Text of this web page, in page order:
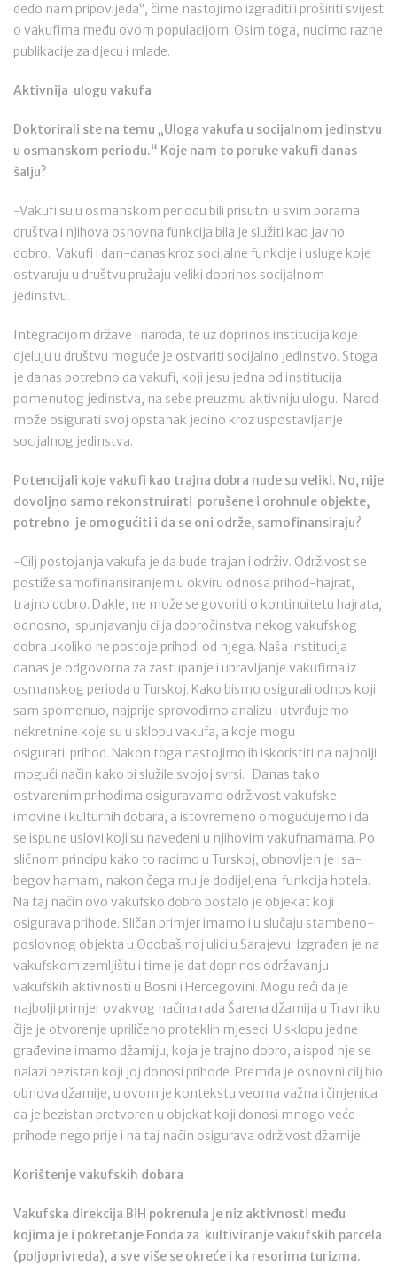
dedo nam pripovijeda“, čime nastojimo izgraditi i proširiti svijest
o vakufima među ovom populacijom. Osim toga, nudimo razne
publikacije za djecu i mlade.
Aktivnija ulogu vakufa
Doktorirali ste na temu „Uloga vakufa u socijalnom jedinstvu
u osmanskom periodu.“ Koje nam to poruke vakufi danas
šalju?
-Vakufi su u osmanskom periodu bili prisutni u svim porama
društva i njihova osnovna funkcija bila je služiti kao javno
dobro. Vakufi i dan-danas kroz socijalne funkcije i usluge koje
ostvaruju u društvu pružaju veliki doprinos socijalnom
jedinstvu.
Integracijom države i naroda, te uz doprinos institucija koje
djeluju u društvu moguće je ostvariti socijalno jedinstvo. Stoga
je danas potrebno da vakufi, koji jesu jedna od institucija
pomenutog jedinstva, na sebe preuzmu aktivniju ulogu. Narod
može osigurati svoj opstanak jedino kroz uspostavljanje
socijalnog jedinstva.
Potencijali koje vakufi kao trajna dobra nude su veliki. No, nije
dovoljno samo rekonstruirati porušene i orohnule objekte,
potrebno je omogućiti i da se oni održe, samofinansiraju?
-Cilj postojanja vakufa je da bude trajan i održiv. Održivost se
postiže samofinansiranjem u okviru odnosa prihod-hajrat,
trajno dobro. Dakle, ne može se govoriti o kontinuitetu hajrata,
odnosno, ispunjavanju cilja dobročinstva nekog vakufskog
dobra ukoliko ne postoje prihodi od njega. Naša institucija
danas je odgovorna za zastupanje i upravljanje vakufima iz
osmanskog perioda u Turskoj. Kako bismo osigurali odnos koji
sam spomenuo, najprije sprovodimo analizu i utvrđujemo
nekretnine koje su u sklopu vakufa, a koje mogu
osigurati prihod. Nakon toga nastojimo ih iskoristiti na najbolji
mogući način kako bi služile svojoj svrsi. Danas tako
ostvarenim prihodima osiguravamo održivost vakufske
imovine i kulturnih dobara, a istovremeno omogućujemo i da
se ispune uslovi koji su navedeni u njihovim vakufnamama. Po
sličnom principu kako to radimo u Turskoj, obnovljen je Isa-
begov hamam, nakon čega mu je dodijeljena funkcija hotela.
Na taj način ovo vakufsko dobro postalo je objekat koji
osigurava prihode. Sličan primjer imamo i u slučaju stambeno-
poslovnog objekta u Odobašinoj ulici u Sarajevu. Izgrađen je na
vakufskom zemljištu i time je dat doprinos održavanju
vakufskih aktivnosti u Bosni i Hercegovini. Mogu reći da je
najbolji primjer ovakvog načina rada Šarena džamija u Travniku
čije je otvorenje upriličeno proteklih mjeseci. U sklopu jedne
građevine imamo džamiju, koja je trajno dobro, a ispod nje se
nalazi bezistan koji joj donosi prihode. Premda je osnovni cilj bio
obnova džamije, u ovom je kontekstu veoma važna i činjenica
da je bezistan pretvoren u objekat koji donosi mnogo veće
prihode nego prije i na taj način osigurava održivost džamije.
Korištenje vakufskih dobara
Vakufska direkcija BiH pokrenula je niz aktivnosti među
kojima je i pokretanje Fonda za kultiviranje vakufskih parcela
(poljoprivreda), a sve više se okreće i ka resorima turizma.